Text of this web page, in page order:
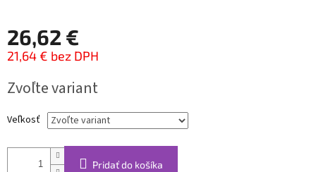
26,62 €
21,64 € bez DPH
cena:
Zvoľte variant
Veľkosť
Pridať do košíka